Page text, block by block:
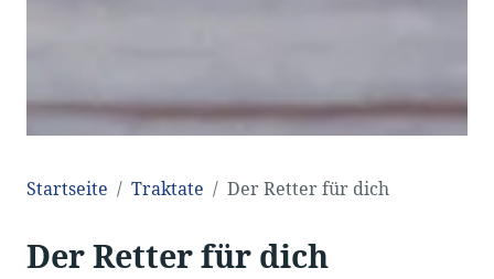
Startseite Traktate Der Retter für dich
Der Retter für dich